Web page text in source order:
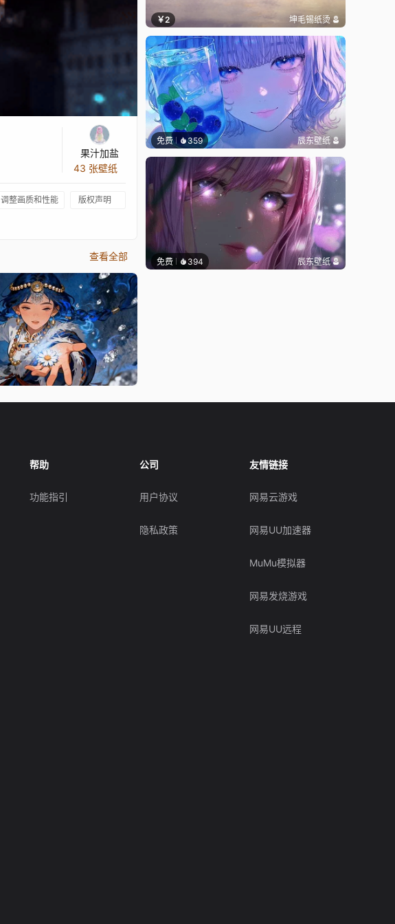
果汁加盐
43 张壁纸
调整画质和性能 版权声明
查看全部
￥2 坤毛锡纸烫
免费 359 辰东壁纸
免费 394 辰东壁纸
帮助
功能指引
公司
用户协议
隐私政策
友情链接
网易云游戏
网易UU加速器
MuMu模拟器
网易发烧游戏
网易UU远程